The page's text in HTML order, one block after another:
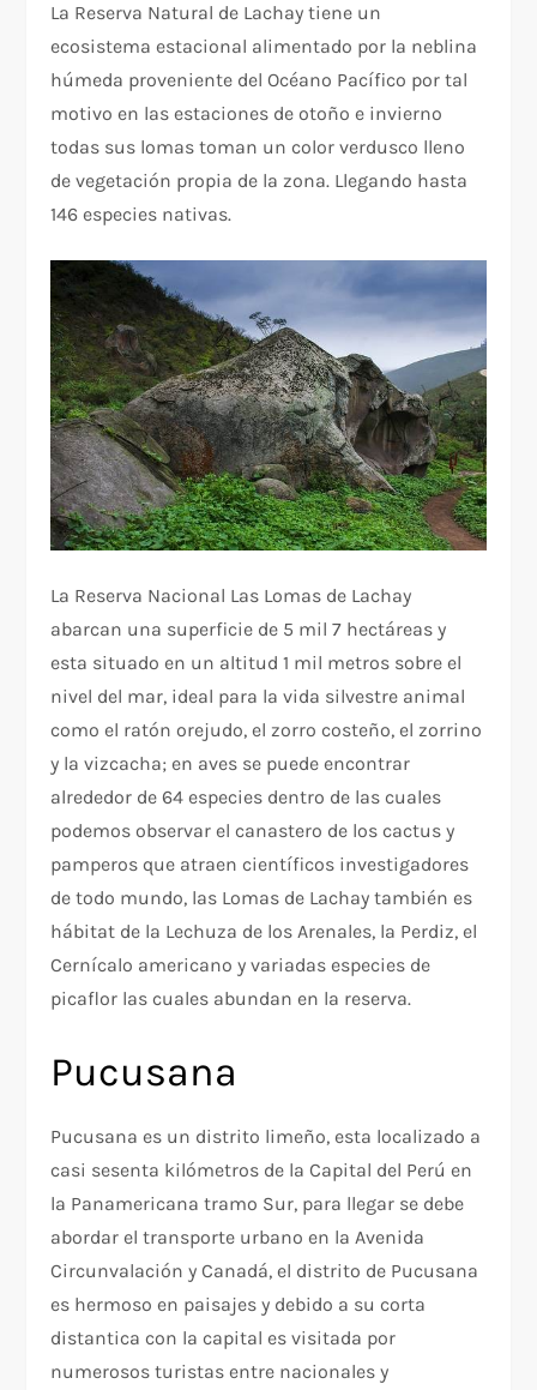
La Reserva Natural de Lachay tiene un
ecosistema estacional alimentado por la neblina
húmeda proveniente del Océano Pacífico por tal
motivo en las estaciones de otoño e invierno
todas sus lomas toman un color verdusco lleno
de vegetación propia de la zona. Llegando hasta
146 especies nativas.
La Reserva Nacional Las Lomas de Lachay
abarcan una superficie de 5 mil 7 hectáreas y
esta situado en un altitud 1 mil metros sobre el
nivel del mar, ideal para la vida silvestre animal
como el ratón orejudo, el zorro costeño, el zorrino
y la vizcacha; en aves se puede encontrar
alrededor de 64 especies dentro de las cuales
podemos observar el canastero de los cactus y
pamperos que atraen científicos investigadores
de todo mundo, las Lomas de Lachay también es
hábitat de la Lechuza de los Arenales, la Perdiz, el
Cernícalo americano y variadas especies de
picaflor las cuales abundan en la reserva.
Pucusana
Pucusana es un distrito limeño, esta localizado a
casi sesenta kilómetros de la Capital del Perú en
la Panamericana tramo Sur, para llegar se debe
abordar el transporte urbano en la Avenida
Circunvalación y Canadá, el distrito de Pucusana
es hermoso en paisajes y debido a su corta
distantica con la capital es visitada por
numerosos turistas entre nacionales y